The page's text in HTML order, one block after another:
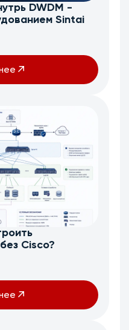
DWDM -
Sintai
Cisco?